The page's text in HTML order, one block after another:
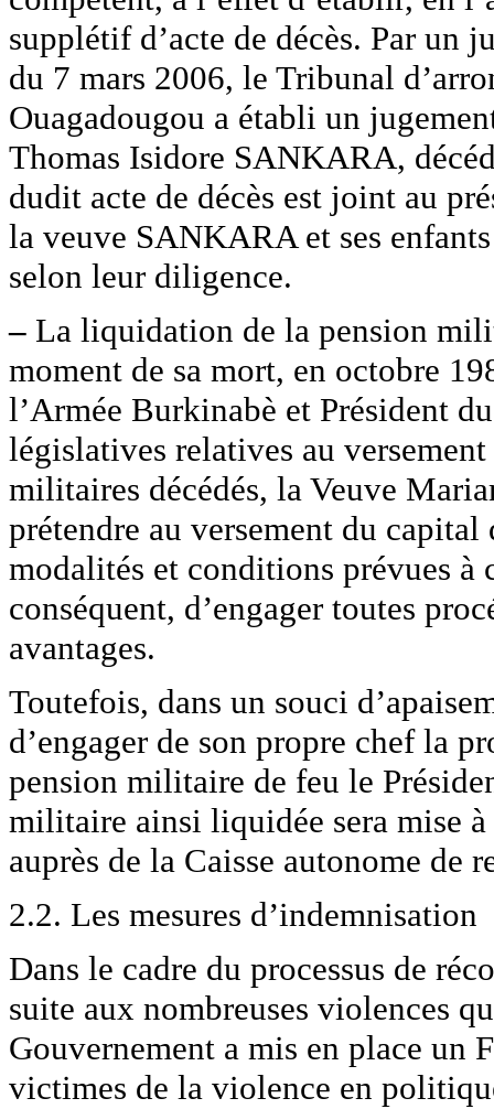
supplétif d’acte de décès. Par un
du 7 mars 2006, le Tribunal
Ouagadougou a établi un
Thomas Isidore SANKARA,
dudit acte de décès est joint au
la veuve SANKARA et ses
selon leur diligence.
– La liquidation de la pension
moment de sa mort, en octobre
l’Armée Burkinabè et Président
législatives relatives au
militaires décédés, la Veuve
prétendre au versement du
modalités et conditions prévues
conséquent, d’engager toutes
avantages.
Toutefois, dans un souci
d’engager de son propre chef la
pension militaire de feu le
militaire ainsi liquidée sera mise
auprès de la Caisse autonome de
2.2. Les mesures d’indemnisation
Dans le cadre du processus de
suite aux nombreuses violences
Gouvernement a mis en place un
victimes de la violence en